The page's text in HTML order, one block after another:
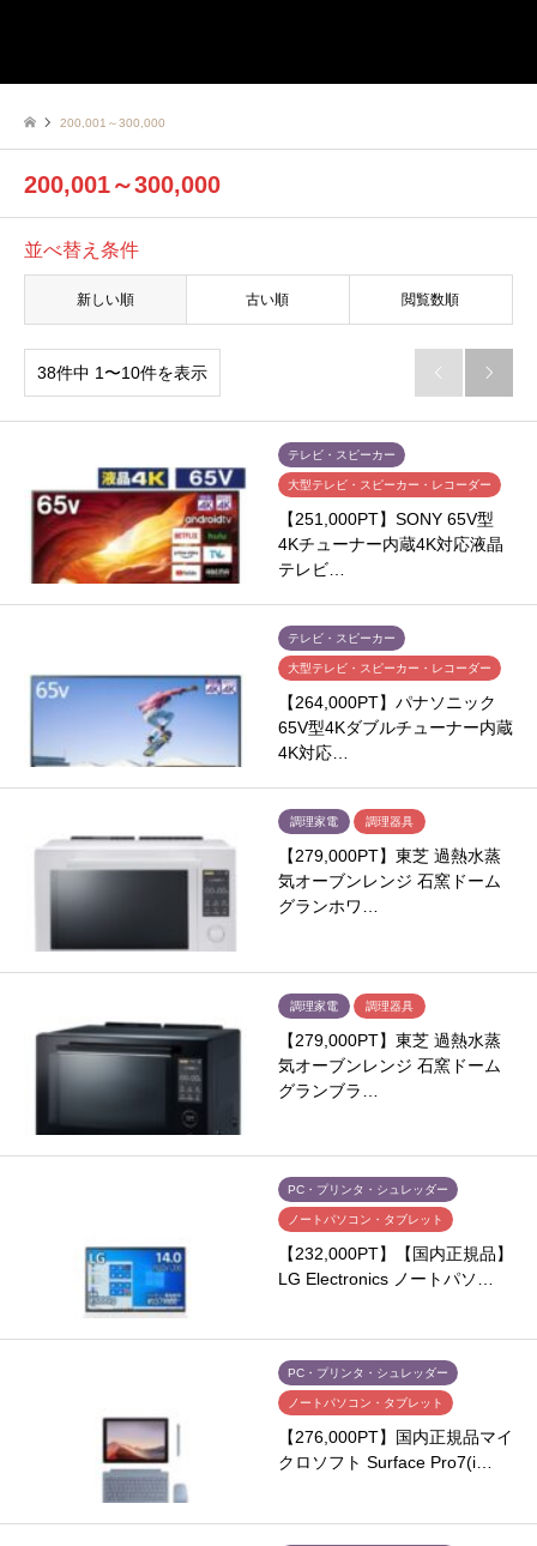
200,001～300,000
200,001～300,000
並べ替え条件
新しい順 古い順 閲覧数順
38件中 1〜10件を表示  
テレビ・スピーカー
大型テレビ・スピーカー・レコーダー
【251,000PT】SONY 65V型
4Kチューナー内蔵4K対応液晶
テレビ…
テレビ・スピーカー
大型テレビ・スピーカー・レコーダー
【264,000PT】パナソニック
65V型4Kダブルチューナー内蔵
4K対応…
調理家電 調理器具
【279,000PT】東芝 過熱水蒸
気オーブンレンジ 石窯ドーム
グランホワ…
調理家電 調理器具
【279,000PT】東芝 過熱水蒸
気オーブンレンジ 石窯ドーム
グランブラ…
PC・プリンタ・シュレッダー
ノートパソコン・タブレット
【232,000PT】【国内正規品】
LG Electronics ノートパソ…
PC・プリンタ・シュレッダー
ノートパソコン・タブレット
【276,000PT】国内正規品マイ
クロソフト Surface Pro7(i…